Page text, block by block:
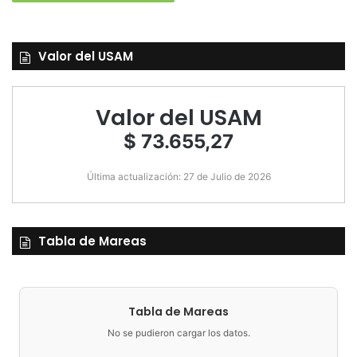
Valor del USAM
Valor del USAM
$ 73.655,27
Última actualización: 27 de Julio de 2026
Tabla de Mareas
Tabla de Mareas
No se pudieron cargar los datos.